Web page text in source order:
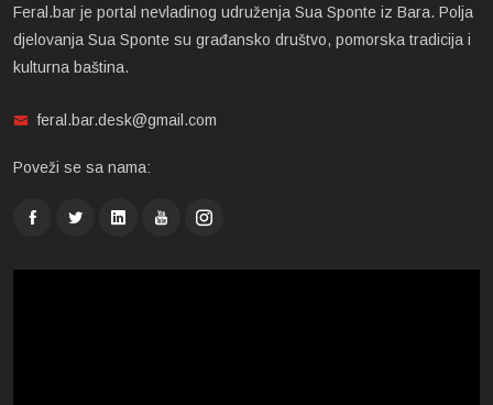
Feral.bar je portal nevladinog udruženja Sua Sponte iz Bara. Polja
djelovanja Sua Sponte su građansko društvo, pomorska tradicija i
kulturna baština.
feral.bar.desk@gmail.com
Poveži se sa nama: